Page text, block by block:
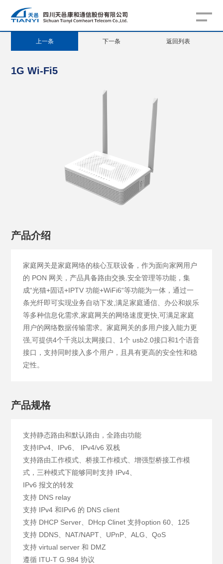
上一条 下一条 返回列表
1G Wi-Fi5
产品介绍
家庭网关是家庭网络的核心互联设备，作为面向家网用户
的 PON 网关，产品具备路由交换.安全管理等功能，集
成“光猫+固话+IPTV 功能+WiFi6“等功能为一体，通过一
条光纤即可实现业务自动下发,满足家庭通信、办公和娱乐
等多种信息化需求,家庭网关的网络速度更快,可满足家庭
用户的网络数据传输需求。家庭网关的多用户接入能力更
强,可提供4个千兆以太网接口、1个 usb2.0接口和1个语音
接口，支持同时接入多个用户，且具有更高的安全性和稳
定性。
产品规格
支持静态路由和默认路由，全路由功能
支持IPv4、IPv6、 IPv4/v6 双栈
支持路由工作模式、桥接工作模式、增强型桥接工作模
式，三种模式下能够同时支持 IPv4、
IPv6 报文的转发
支持 DNS relay
支持 IPv4 和IPv6 的 DNS client
支持 DHCP Server、DHcp Clinet 支持option 60、125
支持 DDNS、NAT/NAPT、UPnP、ALG、QoS
支持 virtual server 和 DMZ
遵循 ITU-T G.984 协议